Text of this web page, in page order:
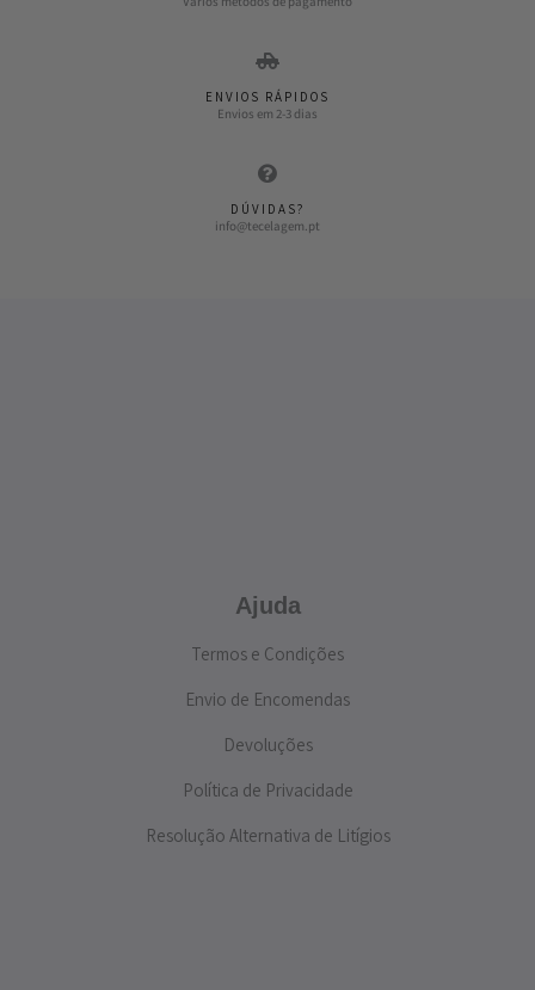
ENVIOS RÁPIDOS
Envios em 2-3 dias
DÚVIDAS?
info@tecelagem.pt
Ajuda
Termos e Condições
Envio de Encomendas
Devoluções
Política de Privacidade
Resolução Alternativa de Litígios